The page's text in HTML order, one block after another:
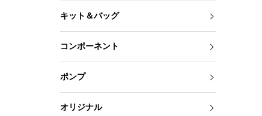
キット＆バッグ
コンポーネント
ポンプ
オリジナル